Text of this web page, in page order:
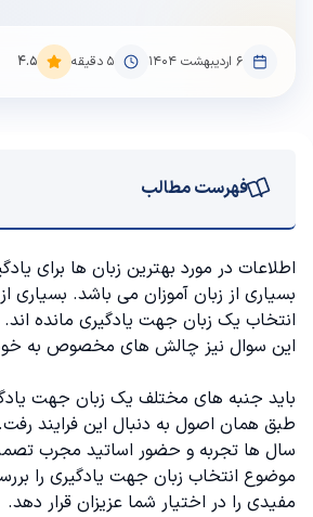
۶ اردیبهشت ۱۴۰۴ 5 دقیقه 4.5
فهرست مطالب
7 تا از پر طرفدارترین زبان ها برای یادگیری در سال 2024
زبان انگلیسی
زبان‌ آلمانی
زبان اسپانیایی
اطلاعات در مورد بهترین زبان ها برای
بسیاری از زبان آموزان می باشد. بسیاری
انتخاب یک زبان جهت یادگیری مانده
این سوال نیز چالش های مخصوص به
باید جنبه های مختلف یک زبان جهت
طبق همان اصول به دنبال این فرایند رفت.
سال ها تجربه و حضور اساتید مجرب
موضوع انتخاب زبان جهت یادگیری را
مفیدی را در اختیار شما عزیزان قرار دهد.